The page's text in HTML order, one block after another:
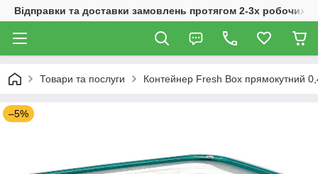
Відправки та доставки замовлень протягом 2-3х робочих
Товари та послуги Контейнер Fresh Box прямокутний
–5%